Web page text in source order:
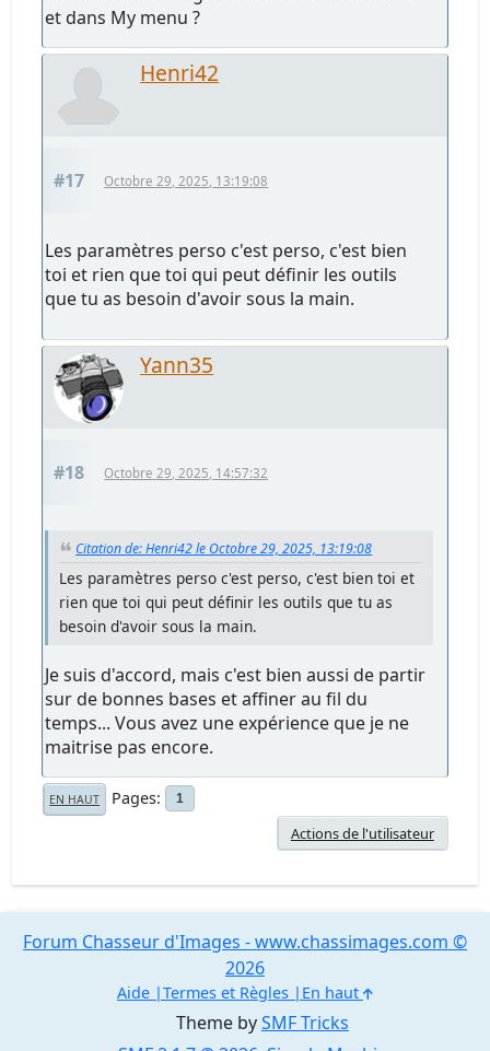
et dans My menu ?
Henri42
#17 Octobre 29, 2025, 13:19:08
Les paramètres perso c'est perso, c'est bien
toi et rien que toi qui peut définir les outils
que tu as besoin d'avoir sous la main.
Yann35
#18 Octobre 29, 2025, 14:57:32
Citation de: Henri42 le Octobre 29, 2025, 13:19:08
Les paramètres perso c'est perso, c'est bien toi et
rien que toi qui peut définir les outils que tu as
besoin d'avoir sous la main.
Je suis d'accord, mais c'est bien aussi de partir
sur de bonnes bases et affiner au fil du
temps... Vous avez une expérience que je ne
maitrise pas encore.
EN HAUT Pages 1
Actions de l'utilisateur
Theme bySMF Tricks
Forum Chasseur d'Images - www.chassimages.com ©
2026
Aide Termes et Règles En haut